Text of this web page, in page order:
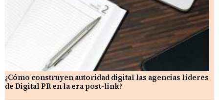
¿Cómo construyen autoridad digital las agencias líderes
de Digital PR en la era post-link?